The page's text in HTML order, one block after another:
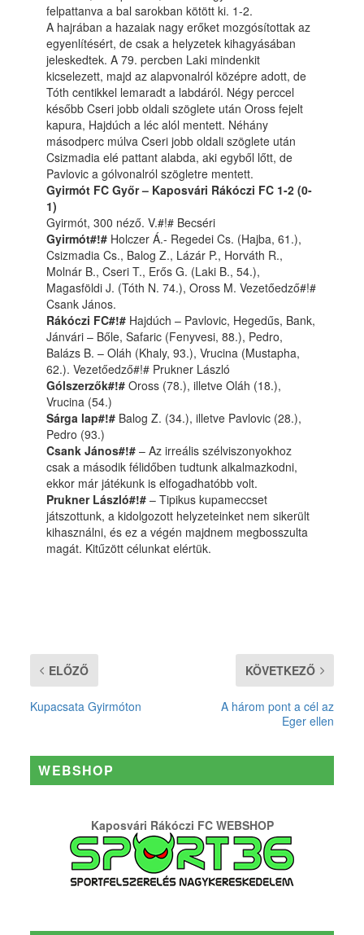
felpattanva a bal sarokban kötött ki. 1-2.
A hajrában a hazaiak nagy erőket mozgósítottak az
egyenlítésért, de csak a helyzetek kihagyásában
jeleskedtek. A 79. percben Laki mindenkit
kicselezett, majd az alapvonalról középre adott, de
Tóth centikkel lemaradt a labdáról. Négy perccel
később Cseri jobb oldali szöglete után Oross fejelt
kapura, Hajdúch a léc alól mentett. Néhány
másodperc múlva Cseri jobb oldali szöglete után
Csizmadia elé pattant alabda, aki egyből lőtt, de
Pavlovic a gólvonalról szögletre mentett.
Gyirmót FC Győr – Kaposvári Rákóczi FC 1-2 (0-
1)
Gyirmót, 300 néző. V.#!# Becséri
Gyirmót#!# Holczer Á.- Regedei Cs. (Hajba, 61.),
Csizmadia Cs., Balog Z., Lázár P., Horváth R.,
Molnár B., Cseri T., Erős G. (Laki B., 54.),
Magasföldi J. (Tóth N. 74.), Oross M. Vezetőedző#!#
Csank János.
Rákóczi FC#!# Hajdúch – Pavlovic, Hegedűs, Bank,
Jánvári – Bőle, Safaric (Fenyvesi, 88.), Pedro,
Balázs B. – Oláh (Khaly, 93.), Vrucina (Mustapha,
62.). Vezetőedző#!# Prukner László
Gólszerzők#!# Oross (78.), illetve Oláh (18.),
Vrucina (54.)
Sárga lap#!# Balog Z. (34.), illetve Pavlovic (28.),
Pedro (93.)
Csank János#!# – Az irreális szélviszonyokhoz
csak a második félidőben tudtunk alkalmazkodni,
ekkor már játékunk is elfogadhatóbb volt.
Prukner László#!# – Tipikus kupameccset
játszottunk, a kidolgozott helyzeteinket nem sikerült
kihasználni, és ez a végén majdnem megbosszulta
magát. Kitűzött célunkat elértük.
ELŐZŐ
Kupacsata Gyirmóton
KÖVETKEZŐ
A három pont a cél az
Eger ellen
WEBSHOP
Kaposvári Rákóczi FC WEBSHOP